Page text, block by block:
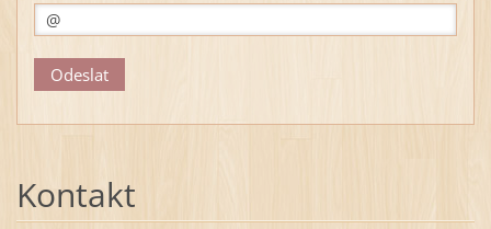
Kontakt